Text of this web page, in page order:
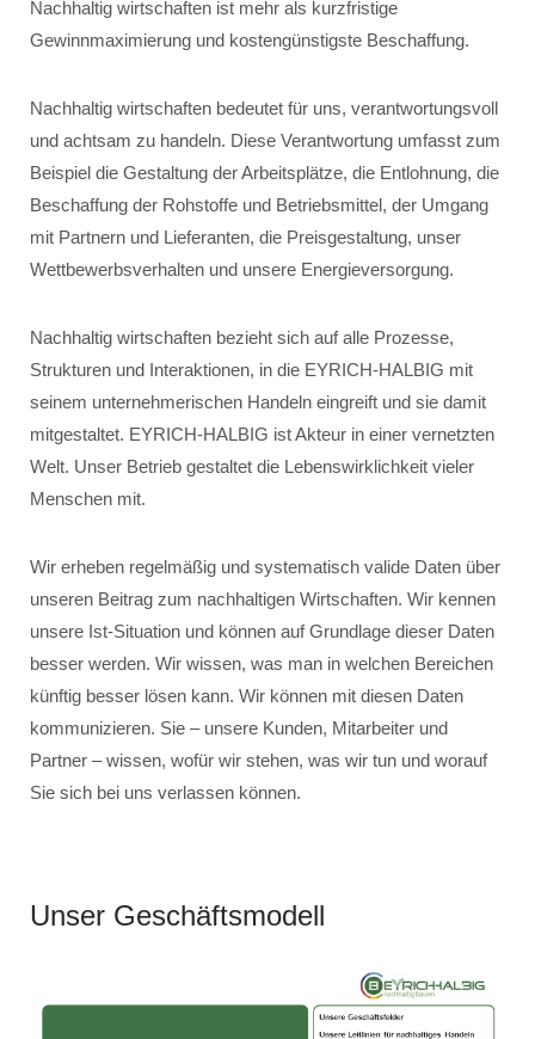
Nachhaltig wirtschaften ist mehr als kurzfristige
Gewinnmaximierung und kostengünstigste Beschaffung.
Nachhaltig wirtschaften bedeutet für uns, verantwortungsvoll
und achtsam zu handeln. Diese Verantwortung umfasst zum
Beispiel die Gestaltung der Arbeitsplätze, die Entlohnung, die
Beschaffung der Rohstoffe und Betriebsmittel, der Umgang
mit Partnern und Lieferanten, die Preisgestaltung, unser
Wettbewerbsverhalten und unsere Energieversorgung.
Nachhaltig wirtschaften bezieht sich auf alle Prozesse,
Strukturen und Interaktionen, in die EYRICH-HALBIG mit
seinem unternehmerischen Handeln eingreift und sie damit
mitgestaltet. EYRICH-HALBIG ist Akteur in einer vernetzten
Welt. Unser Betrieb gestaltet die Lebenswirklichkeit vieler
Menschen mit.
Wir erheben regelmäßig und systematisch valide Daten über
unseren Beitrag zum nachhaltigen Wirtschaften. Wir kennen
unsere Ist-Situation und können auf Grundlage dieser Daten
besser werden. Wir wissen, was man in welchen Bereichen
künftig besser lösen kann. Wir können mit diesen Daten
kommunizieren. Sie – unsere Kunden, Mitarbeiter und
Partner – wissen, wofür wir stehen, was wir tun und worauf
Sie sich bei uns verlassen können.
Unser Geschäftsmodell